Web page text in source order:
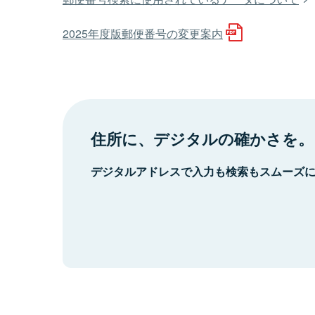
2025年度版郵便番号の変更案内
住所に、デジタルの確かさを。
デジタルアドレスで入力も検索もスムーズ